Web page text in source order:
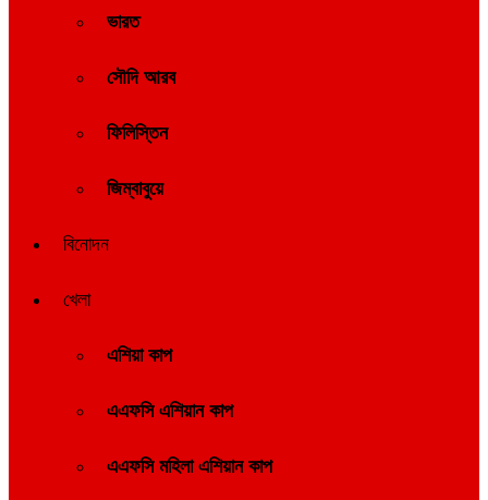
ভারত
সৌদি আরব
ফিলিস্তিন
জিম্বাবুয়ে
বিনোদন
খেলা
এশিয়া কাপ
এএফসি এশিয়ান কাপ
এএফসি মহিলা এশিয়ান কাপ